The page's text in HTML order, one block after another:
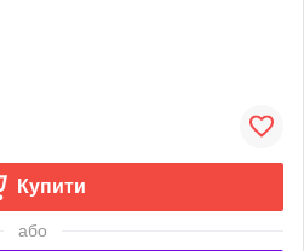
Купити
або